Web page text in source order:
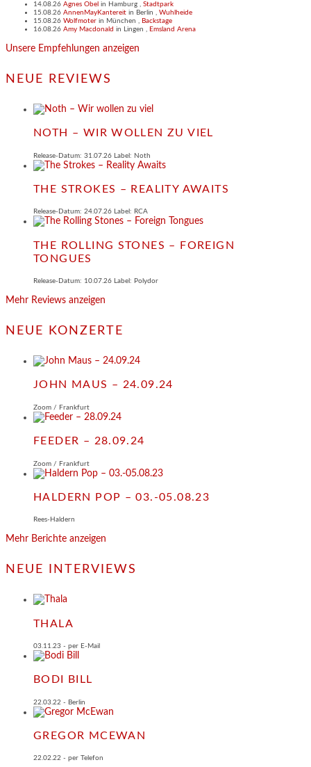
14.08.26 Agnes Obel in Hamburg , Stadtpark
15.08.26 AnnenMayKantereit in Berlin , Wuhlheide
15.08.26 Wolfmoter in München , Backstage
16.08.26 Amy Macdonald in Lingen , Emsland Arena
Unsere Empfehlungen anzeigen
NEUE REVIEWS
NOTH – WIR WOLLEN ZU VIEL
Release-Datum: 31.07.26 Label: Noth
THE STROKES – REALITY AWAITS
Release-Datum: 24.07.26 Label: RCA
THE ROLLING STONES – FOREIGN
TONGUES
Release-Datum: 10.07.26 Label: Polydor
Mehr Reviews anzeigen
NEUE KONZERTE
JOHN MAUS – 24.09.24
Zoom / Frankfurt
FEEDER – 28.09.24
Zoom / Frankfurt
HALDERN POP – 03.-05.08.23
Rees-Haldern
Mehr Berichte anzeigen
NEUE INTERVIEWS
THALA
03.11.23 - per E-Mail
BODI BILL
22.03.22 - Berlin
GREGOR MCEWAN
22.02.22 - per Telefon